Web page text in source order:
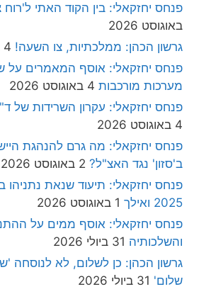
פנחס יחזקאלי: בין הקוד האתי
באוגוסט 2026
גרשון הכהן: ממלכתיות, צו השעה! 4 באוגוסט 2026
פנחס יחזקאלי: אוסף המאמרים על
מערכות מורכבות 4 באוגוסט 2026
פנחס יחזקאלי: עקרון השרידות של
4 באוגוסט 2026
פנחס יחזקאלי: מה גרם להנהגת
ב'סזון' נגד האצ"ל? 2 באוגוסט 2026
פנחס יחזקאלי: תיעוד שנאת נתניהו
2025 ואילך
1 באוגוסט 2026
פנחס יחזקאלי: אוסף ממים על
והשלכותיה 31 ביולי 2026
גרשון הכהן: כן לשלום, לא לנוסחה
שלום' 31 ביולי 2026